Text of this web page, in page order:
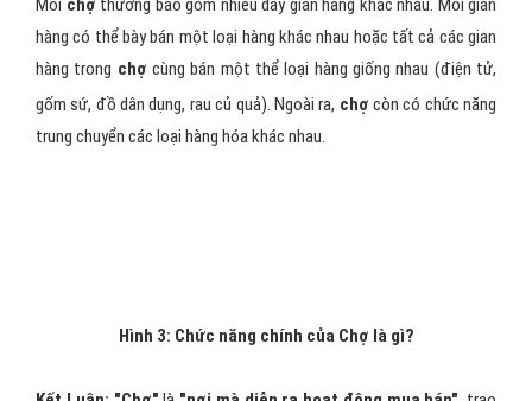
Mỗi chợ thường bao gồm nhiều dãy gian hàng khác nhau. Mỗi gian
hàng có thể bày bán một loại hàng khác nhau hoặc tất cả các gian
hàng trong chợ cùng bán một thể loại hàng giống nhau (điện tử,
gốm sứ, đồ dân dụng, rau củ quả). Ngoài ra, chợ còn có chức năng
trung chuyển các loại hàng hóa khác nhau.